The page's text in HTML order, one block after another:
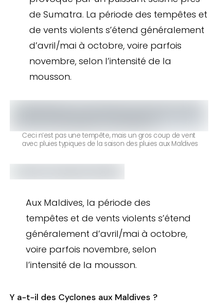
de Sumatra. La période des tempêtes et
de vents violents s’étend généralement
d’avril/mai à octobre, voire parfois
novembre, selon l’intensité de la
mousson.
Ceci n’est pas une tempête, mais un gros coup de vent
avec pluies typiques de la saison des pluies aux Maldives
Aux Maldives, la période des
tempêtes et de vents violents s’étend
généralement d’avril/mai à octobre,
voire parfois novembre, selon
l’intensité de la mousson.
Y a-t-il des Cyclones aux Maldives ?